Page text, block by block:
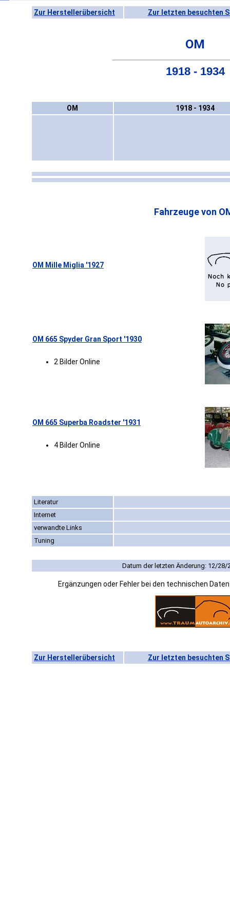
Zur Herstellerübersicht Zur letzten besuchten
OM
1918 - 1934
OM 1918 - 1934
Fahrzeuge von
OM Mille Miglia '1927
OM 665 Spyder Gran Sport '1930
2 Bilder Online
OM 665 Superba Roadster '1931
4 Bilder Online
Literatur
Internet
verwandte Links
Tuning
Datum der letzten Änderung: 12/28/
Ergänzungen oder Fehler bei den technischen
Zur Herstellerübersicht Zur letzten besuchten